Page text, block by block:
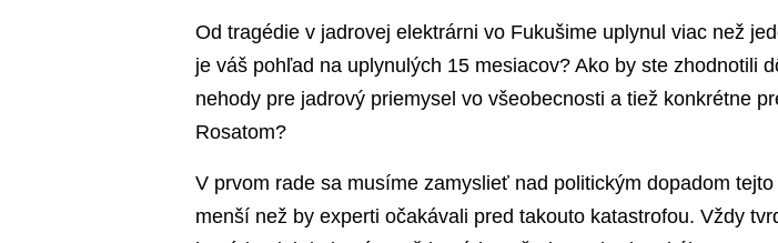
Od tragédie v jadrovej elektrárni vo Fukušime uplynul viac než
je váš pohľad na uplynulých 15 mesiacov? Ako by ste zhodnotili
nehody pre jadrový priemysel vo všeobecnosti a tiež konkrétne
Rosatom?
V prvom rade sa musíme zamyslieť nad politickým dopadom
menší než by experti očakávali pred takouto katastrofou. Vždy